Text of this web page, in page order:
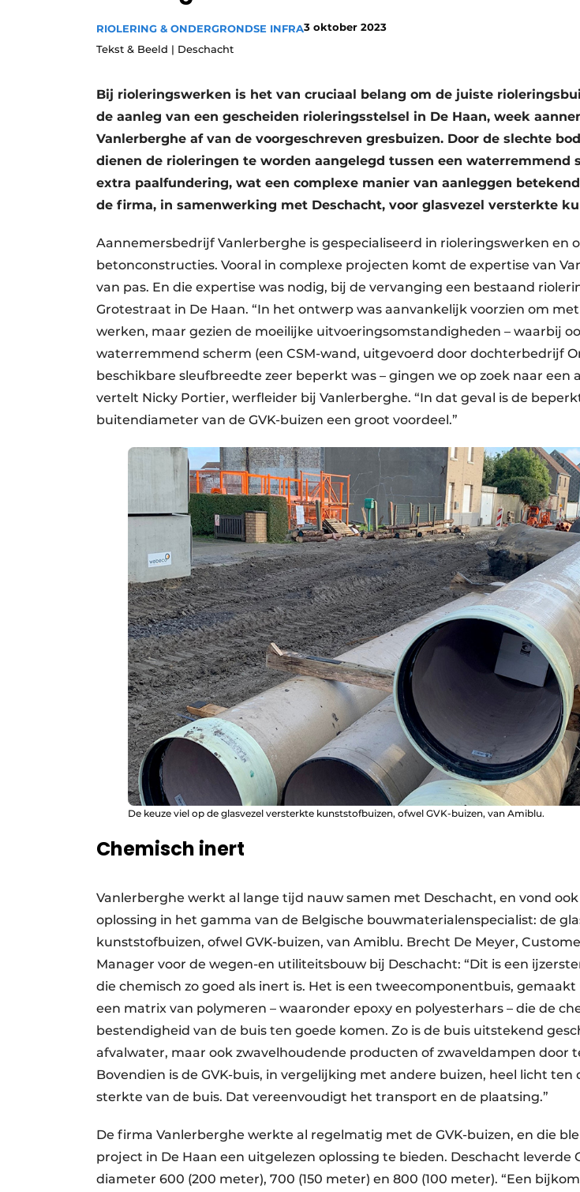
Video’s
RIOLERING & ONDERGRONDSE INFRA3 oktober 2023
Tekst & Beeld | Deschacht
Bij rioleringswerken is het van cruciaal belang om de juiste
de aanleg van een gescheiden rioleringsstelsel in De Haan, week
Vanlerberghe af van de voorgeschreven gresbuizen. Door de slechte
dienen de rioleringen te worden aangelegd tussen een waterremmend
extra paalfundering, wat een complexe manier van aanleggen
de firma, in samenwerking met Deschacht, voor glasvezel versterkte
Aannemersbedrijf Vanlerberghe is gespecialiseerd in rioleringswerken en
betonconstructies. Vooral in complexe projecten komt de expertise van
van pas. En die expertise was nodig, bij de vervanging een bestaand
Grotestraat in De Haan. “In het ontwerp was aanvankelijk voorzien om
werken, maar gezien de moeilijke uitvoeringsomstandigheden – waarbij
waterremmend scherm (een CSM-wand, uitgevoerd door dochterbedrijf
beschikbare sleufbreedte zeer beperkt was – gingen we op zoek naar een
vertelt Nicky Portier, werfleider bij Vanlerberghe. “In dat geval is de
buitendiameter van de GVK-buizen een groot voordeel.”
De keuze viel op de glasvezel versterkte kunststofbuizen, ofwel GVK-buizen, van Amiblu.
Chemisch inert
Vanlerberghe werkt al lange tijd nauw samen met Deschacht, en vond
oplossing in het gamma van de Belgische bouwmaterialenspecialist: de
kunststofbuizen, ofwel GVK-buizen, van Amiblu. Brecht De Meyer,
Manager voor de wegen-en utiliteitsbouw bij Deschacht: “Dit is een
die chemisch zo goed als inert is. Het is een tweecomponentbuis, gemaakt
een matrix van polymeren – waaronder epoxy en polyesterhars – die de
bestendigheid van de buis ten goede komen. Zo is de buis uitstekend
afvalwater, maar ook zwavelhoudende producten of zwaveldampen door
Bovendien is de GVK-buis, in vergelijking met andere buizen, heel licht ten
sterkte van de buis. Dat vereenvoudigt het transport en de plaatsing.”
De firma Vanlerberghe werkte al regelmatig met de GVK-buizen, en die
project in De Haan een uitgelezen oplossing te bieden. Deschacht leverde
diameter 600 (200 meter), 700 (150 meter) en 800 (100 meter). “Een